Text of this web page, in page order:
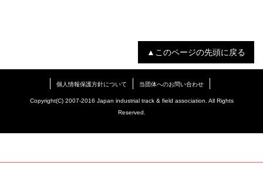
▲このページの先頭に戻る
個人情報保護方針について 当団体へのお問い合わせ
Copyright(C) 2007-2016 Japan industrial track & field association. All Rights
Reserved.